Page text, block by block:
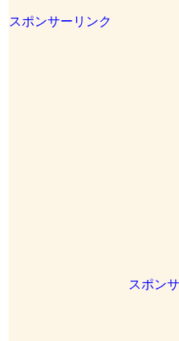
スポンサーリンク
スポン